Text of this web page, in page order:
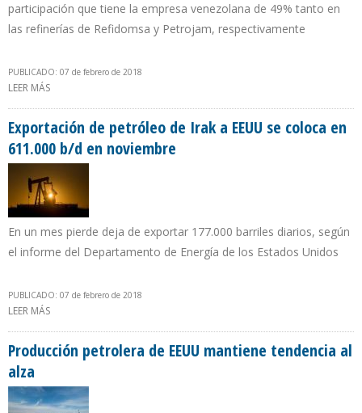
participación que tiene la empresa venezolana de 49% tanto en
las refinerías de Refidomsa y Petrojam, respectivamente
PUBLICADO: 07 de febrero de 2018
LEER MÁS
Exportación de petróleo de Irak a EEUU se coloca en
611.000 b/d en noviembre
En un mes pierde deja de exportar 177.000 barriles diarios, según
el informe del Departamento de Energía de los Estados Unidos
PUBLICADO: 07 de febrero de 2018
LEER MÁS
Producción petrolera de EEUU mantiene tendencia al
alza